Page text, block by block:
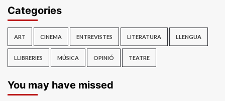
Categories
ART CINEMA ENTREVISTES LITERATURA LLENGUA
LLIBRERIES MÚSICA OPINIÓ TEATRE
You may have missed